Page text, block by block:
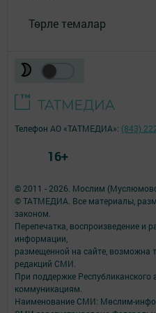
Төрле темалар
© 2011 - 2026. Мослим
© ТАТМЕДИА. Все материалы,
законом.
Перепечатка, воспроизведение и
информации,
размещенной на сайте, возможна
редакций СМИ.
При поддержке
коммуникациям.
Наименование СМИ: Мөслим-
Телефон АО «ТАТМЕДИА»: (843)
16+